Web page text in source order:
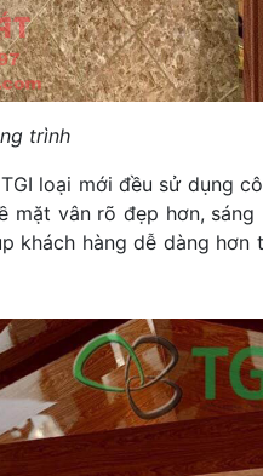
trình
loại mới đều sử dụng
vân rõ đẹp hơn,
hàng dễ dàng hơn